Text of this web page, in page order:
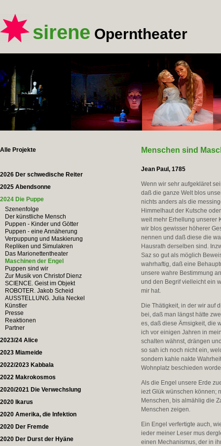
sirene Operntheater
Alle Projekte
2026 Der schwedische Reiter
2025 Abendsonne
2024 Die Puppe
Szenenfolge
Der künstliche Mensch
Puppen - Kinder und Götter
Puppen - eine Annäherung
Verpuppung und Maskierung
Repliken und Simulakren
Das Marionettentheater
Maschinen der Engel
Puppen sind wir
Zur Musik von Christof Dienz
SCIENCE. Geist im Objekt
ROBOTER. Jakob Scheid
AUSSTELLUNG. Julia Neckel
Künstler
Presse
Reaktionen
Partner
2023/24 Alice
2023 Miameide
2022/2023 Kabbala
2022 Makrokosmos
2020/2021 Die Verwechslung
2020 Ikarus
2020 Amerika, die Infektion
2020 Der Fremde
2020 Der Durst der Hyäne
Menschen sind
Jean Paul, 1785
Wenn wir sehr aufgekläret
daß die ganze Welt blos
nichts anders als die
Himmelhaut der Kutsche
weit mehr Erhellung unserer
wir blos gewisser höherer
nennen und daß diese die
Hausrath derselben sind.
Saz so gut als möglich
wahrhaftig, daß eine
unsere wahre Bestimmung
und den Begrif vielleicht ein
mir hat.
Die Thätigkeit, in der wir auf
bei, daß man längst hätte
es, daß diese Ämsigkeit, die
ich vor einigen Jahren in
schalten wähnst, drängen
so sah ich noch nicht ein,
sondern kahle nakte
Wohnplatz beschieden
Als die Engel unsere Erde
iezt Glük wünschen können;
Menschen, bis almählig die
Menschen zeigen.
Ein Engel verfertigte auch,
ieder meiner Leser mus
einen Mechanismus, der in